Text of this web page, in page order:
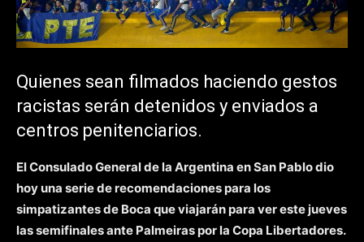
Quienes sean filmados haciendo gestos
racistas serán detenidos y enviados a
centros penitenciarios.
El Consulado General de la Argentina en San Pablo dio
hoy una serie de recomendaciones para los
simpatizantes de Boca que viajarán para ver este jueves
las semifinales ante Palmeiras por la Copa Libertadores.